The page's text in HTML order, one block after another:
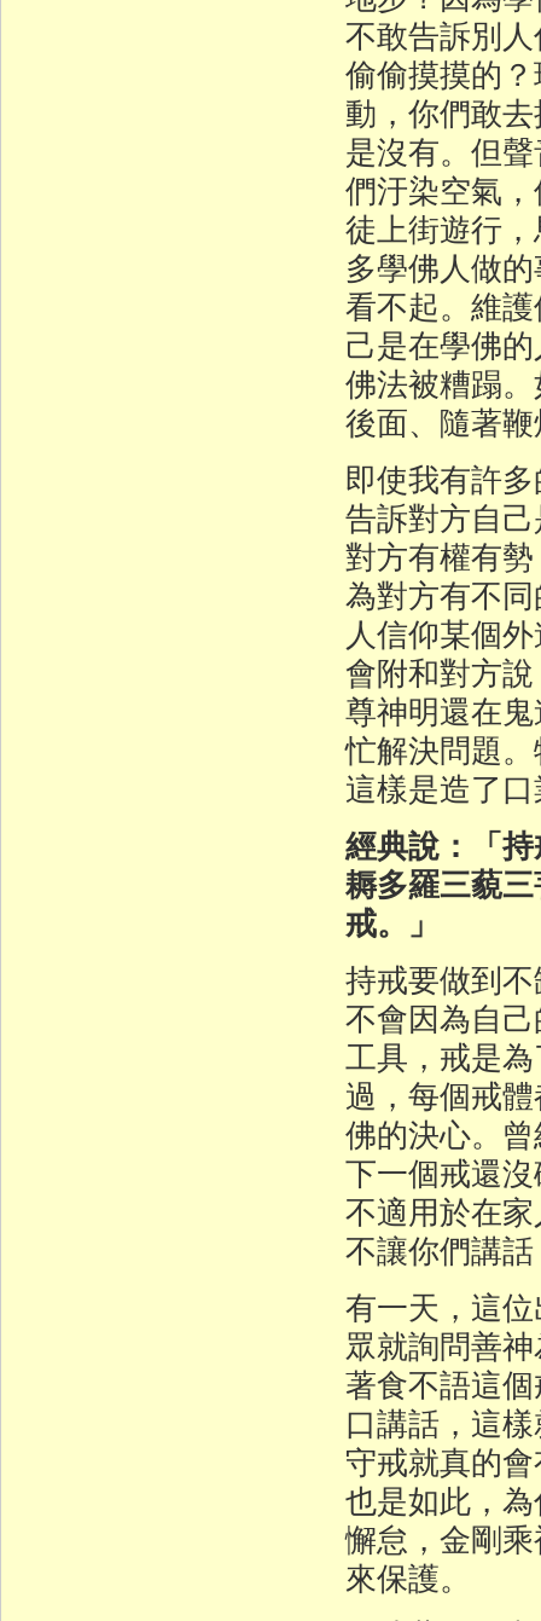
不敢告訴別
偷偷摸摸的
動，你們敢
是沒有。但
們汙染空氣
徒上街遊行
多學佛人做
看不起。維
己是在學佛
佛法被糟蹋
後面、隨著
即使我有許
告訴對方自
對方有權有
為對方有不
人信仰某個
會附和對方
尊神明還在
忙解決問題
這樣是造了
經典說：「
耨多羅三藐
戒。」
持戒要做到
不會因為自
工具，戒是
過，每個戒
佛的決心。
下一個戒還
不適用於在
不讓你們講
有一天，這
眾就詢問善
著食不語這
口講話，這
守戒就真的
也是如此，
懈怠，金剛
來保護。